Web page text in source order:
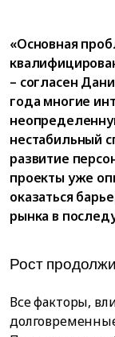
«Основная
– согласен
года многие
нестабильный
развитие
проекты уже
оказаться
рынка в
Рост
Все факторы,